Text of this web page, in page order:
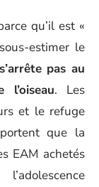
qu’il est «
estimer le
pas au
. Les
et le refuge
que la
EAM achetés